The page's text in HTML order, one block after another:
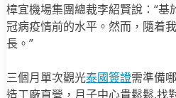
樟宜機場集團總裁李紹賢說：“
冠病疫情前的水平。然而，隨着
長。”
三個月單次觀光泰國簽證需準備
造工廠直營，月子中心貴鬆鬆,找